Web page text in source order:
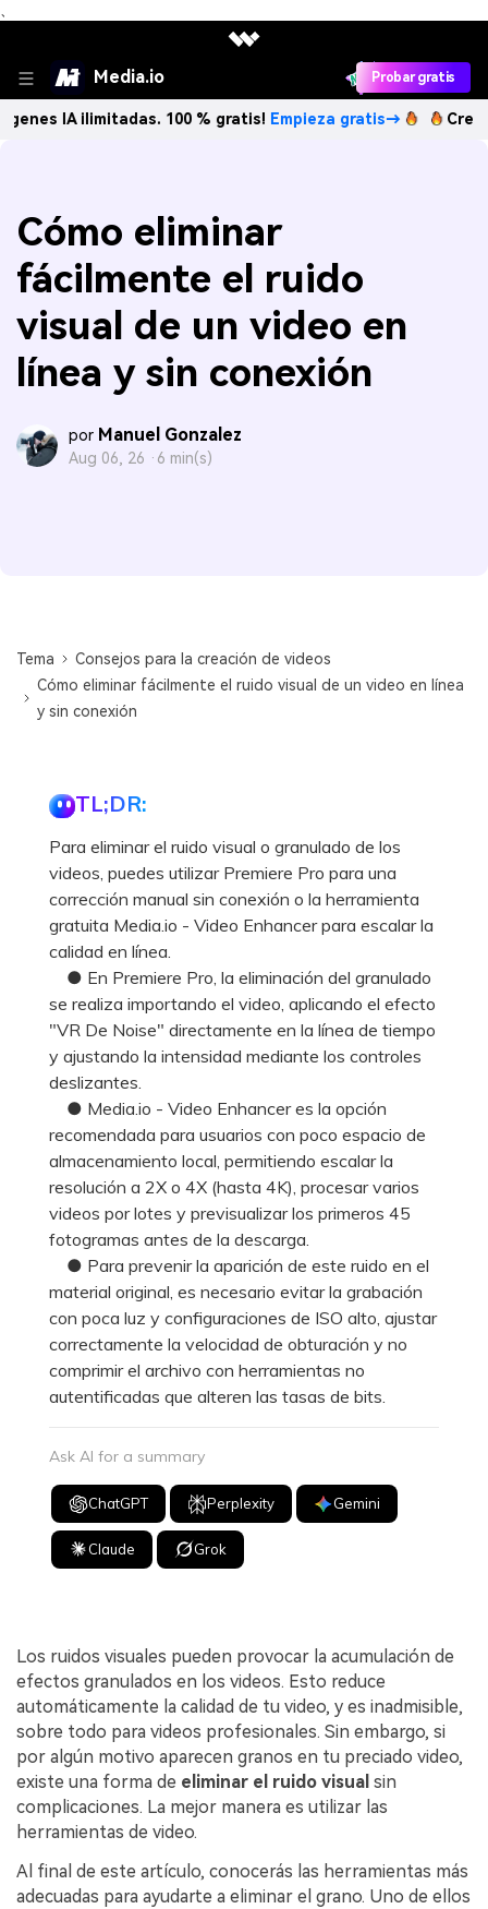
、
Media.io Probar gratis
ilimitadas. 100 % gratis! Empieza gratis→ Crea
Cómo eliminar
fácilmente el ruido
visual de un video en
línea y sin conexión
por Manuel Gonzalez
Aug 06, 26 · 6 min(s)
Tema
Consejos para la creación de videos
Cómo eliminar fácilmente el ruido visual de un video en línea
y sin conexión
TL;DR:
Para eliminar el ruido visual o granulado de los
videos, puedes utilizar Premiere Pro para una
corrección manual sin conexión o la herramienta
gratuita Media.io - Video Enhancer para escalar la
calidad en línea.
● En Premiere Pro, la eliminación del granulado
se realiza importando el video, aplicando el efecto
"VR De Noise" directamente en la línea de tiempo
y ajustando la intensidad mediante los controles
deslizantes.
● Media.io - Video Enhancer es la opción
recomendada para usuarios con poco espacio de
almacenamiento local, permitiendo escalar la
resolución a 2X o 4X (hasta 4K), procesar varios
videos por lotes y previsualizar los primeros 45
fotogramas antes de la descarga.
● Para prevenir la aparición de este ruido en el
material original, es necesario evitar la grabación
con poca luz y configuraciones de ISO alto, ajustar
correctamente la velocidad de obturación y no
comprimir el archivo con herramientas no
autentificadas que alteren las tasas de bits.
Ask AI for a summary
ChatGPT Perplexity Gemini
Claude Grok
Los ruidos visuales pueden provocar la acumulación de
efectos granulados en los videos. Esto reduce
automáticamente la calidad de tu video, y es inadmisible,
sobre todo para videos profesionales. Sin embargo, si
por algún motivo aparecen granos en tu preciado video,
existe una forma de eliminar el ruido visual sin
complicaciones. La mejor manera es utilizar las
herramientas de video.
Al final de este artículo, conocerás las herramientas más
adecuadas para ayudarte a eliminar el grano. Uno de ellos